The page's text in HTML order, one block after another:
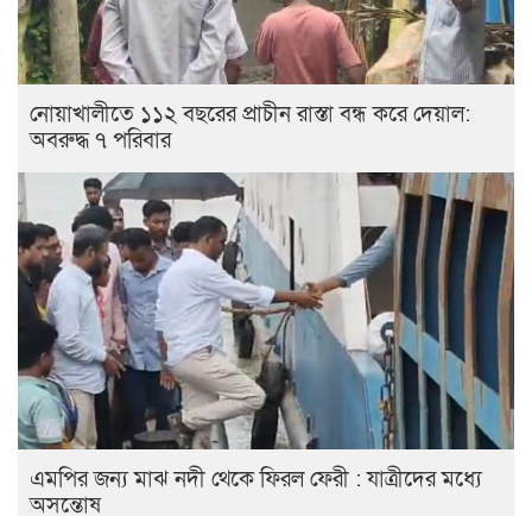
নোয়াখালীতে ১১২ বছরের প্রাচীন রাস্তা বন্ধ করে দেয়াল:
অবরুদ্ধ ৭ পরিবার
এমপির জন্য মাঝ নদী থেকে ফিরল ফেরী : যাত্রীদের মধ্যে
অসন্তোষ